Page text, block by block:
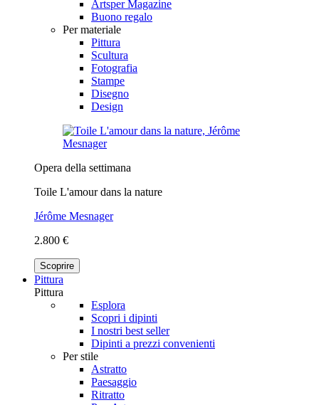
Artsper Magazine
Buono regalo
Per materiale
Pittura
Scultura
Fotografia
Stampe
Disegno
Design
Opera della settimana
Toile L'amour dans la nature
Jérôme Mesnager
2.800 €
Scoprire
Pittura
Pittura
Esplora
Scopri i dipinti
I nostri best seller
Dipinti a prezzi convenienti
Per stile
Astratto
Paesaggio
Ritratto